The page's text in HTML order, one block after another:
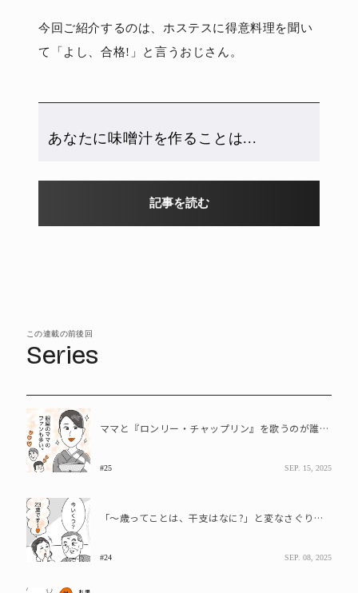
今回ご紹介するのは、ホステスに得意料理を聞い
て「よし、合格!」と言うおじさん。
あなたに味噌汁を作ることは...
記事を読む
この連載の前後回
Series
ママと『ロンリー・チャップリン』を歌うのが誰かでもめるおじさん
#25 SEP. 15, 2025
「～歳ってことは、干支はなに?」と変なさぐりを入れてしまうおじさん
#24 SEP. 08, 2025